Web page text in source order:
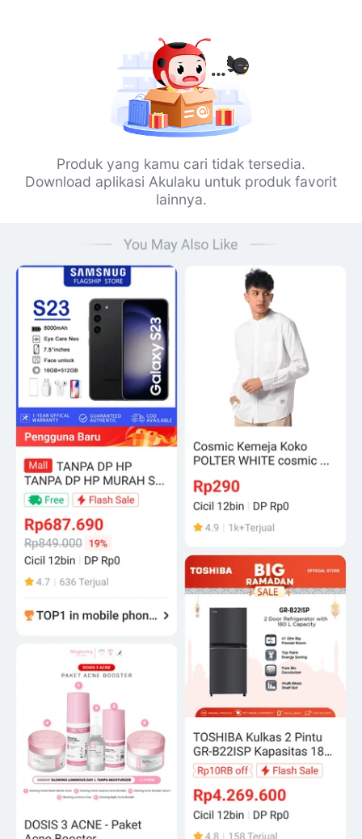
Produk yang kamu cari tidak tersedia.
Download aplikasi Akulaku untuk produk favorit
lainnya.